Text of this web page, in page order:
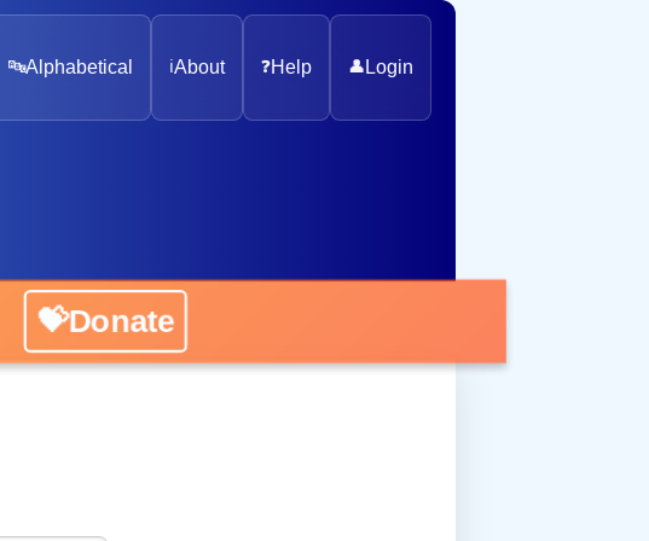
🔤Alphabetical ℹ️About ❓Help 👤Login
💝Donate